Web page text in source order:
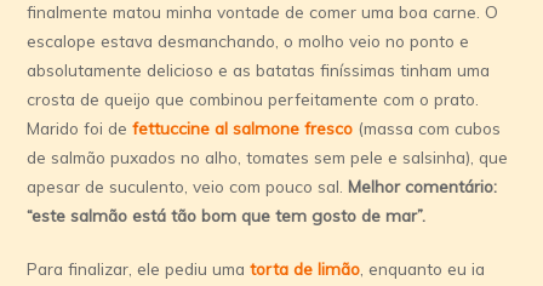
finalmente matou minha vontade de comer uma boa carne. O
escalope estava desmanchando, o molho veio no ponto e
absolutamente delicioso e as batatas finí­ssimas tinham uma
crosta de queijo que combinou perfeitamente com o prato.
Marido foi defettuccine al salmone fresco (massa com cubos
de salmão puxados no alho, tomates sem pele e salsinha), que
apesar de suculento, veio com pouco sal.Melhor comentário:
“este salmão está tão bom que tem gosto de mar”.
Para finalizar, ele pediu umatorta de limão , enquanto eu ia